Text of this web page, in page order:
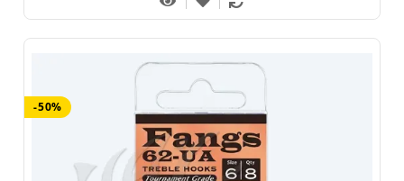
-50%